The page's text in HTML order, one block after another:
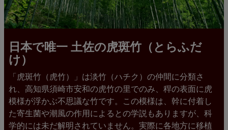
日本で唯一 土佐の虎斑竹（とらふだ
け）
「虎斑竹（虎竹）」は淡竹（ハチク）の仲間に分類さ
れ、高知県須崎市安和の虎竹の里でのみ、稈の表面に虎
模様が浮かぶ不思議な竹です。この模様は、幹に付着し
た寄生菌や潮風の作用によるとの学説もありますが、科
学的には未だ解明されていません。実際に各地方に移植